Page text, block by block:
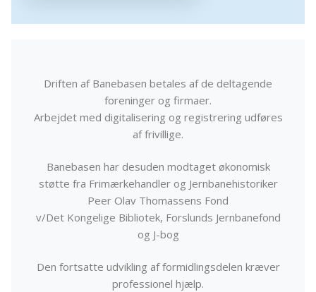
Driften af Banebasen betales af de deltagende
foreninger og firmaer.
Arbejdet med digitalisering og registrering udføres
af frivillige.
Banebasen har desuden modtaget økonomisk
støtte fra Frimærkehandler og Jernbanehistoriker
Peer Olav Thomassens Fond
v/Det Kongelige Bibliotek, Forslunds Jernbanefond
og J-bog
Den fortsatte udvikling af formidlingsdelen kræver
professionel hjælp.